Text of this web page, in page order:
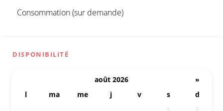
Consommation (sur demande)
DISPONIBILITÉ
août 2026
»
l
ma me j v s
d